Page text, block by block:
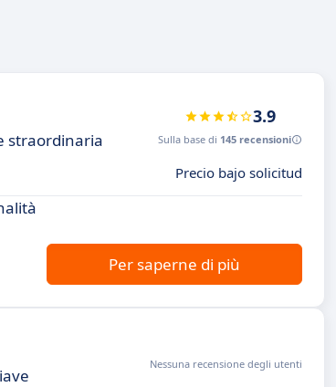
straordinaria
3.9
Sulla base di 145 recensioni
Precio bajo solicitud
Per saperne di più
Nessuna recensione degli utenti